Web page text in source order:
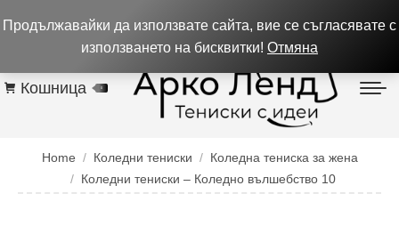
Контакти
Кошница
Home Коледни тениски
Коледна тениска за жена
Коледни тениски – Коледно вълшебство 10
Продължавайки да използвате сайта, вие се съгласявате с
използването на бисквитки! Отмяна